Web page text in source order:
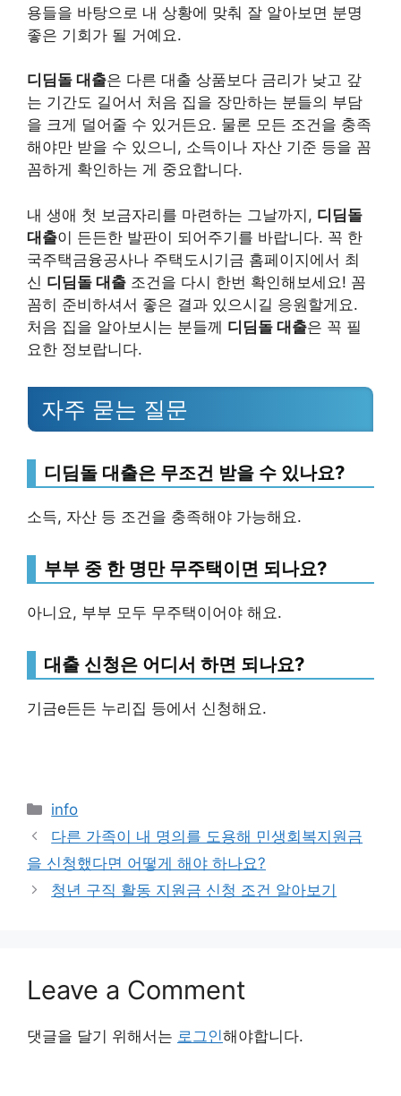
용들을 바탕으로 내 상황에 맞춰 잘 알아보면 분명
좋은 기회가 될 거예요.
디딤돌 대출은 다른 대출 상품보다 금리가 낮고 갚
는 기간도 길어서 처음 집을 장만하는 분들의 부담
을 크게 덜어줄 수 있거든요. 물론 모든 조건을 충족
해야만 받을 수 있으니, 소득이나 자산 기준 등을 꼼
꼼하게 확인하는 게 중요합니다.
내 생애 첫 보금자리를 마련하는 그날까지, 디딤돌
대출이 든든한 발판이 되어주기를 바랍니다. 꼭 한
국주택금융공사나 주택도시기금 홈페이지에서 최
신 디딤돌 대출 조건을 다시 한번 확인해보세요! 꼼
꼼히 준비하셔서 좋은 결과 있으시길 응원할게요.
처음 집을 알아보시는 분들께 디딤돌 대출은 꼭 필
요한 정보랍니다.
자주 묻는 질문
디딤돌 대출은 무조건 받을 수 있나요?
소득, 자산 등 조건을 충족해야 가능해요.
부부 중 한 명만 무주택이면 되나요?
아니요, 부부 모두 무주택이어야 해요.
대출 신청은 어디서 하면 되나요?
기금e든든 누리집 등에서 신청해요.
Categories
info
다른 가족이 내 명의를 도용해 민생회복지원금
을 신청했다면 어떻게 해야 하나요?
청년 구직 활동 지원금 신청 조건 알아보기
Leave a Comment
댓글을 달기 위해서는 로그인해야합니다.